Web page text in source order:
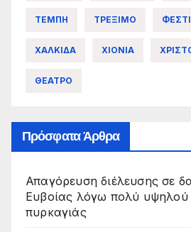
ΤΕΜΠΗ ΤΡΕΞΙΜΟ
ΧΑΛΚΙΔΑ ΧΙΟΝΙΑ
ΘΕΑΤΡΟ
Πρόσφατα Άρθρα
Απαγόρευση διέλευσης σε
Ευβοίας λόγω πολύ υψηλού
πυρκαγιάς